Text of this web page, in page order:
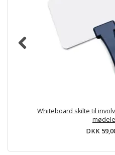
Whiteboard skilte til
DKK